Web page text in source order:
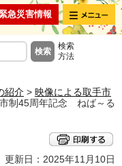
急災害情報 メニュー
検索
方法
紹介 > 映像による取手市
制45周年記念 ねば～る
更新日：2025年11月10日